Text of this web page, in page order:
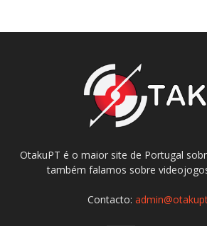
OtakuPT é o maior site de Portugal
também falamos sobre
Contacto: